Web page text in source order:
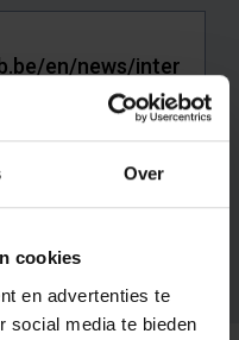
Over
cookies
en advertenties te
social media te bieden
you encountered the error.